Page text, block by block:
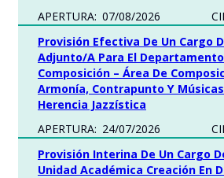
APERTURA: 07/08/2026
Provisión Efectiva De Un Cargo
Adjunto/a Para El
Composición – Área De
Armonía, Contrapunto Y
Herencia Jazzística
APERTURA: 24/07/2026
Provisión Interina De Un Cargo
Unidad Académica Creación En